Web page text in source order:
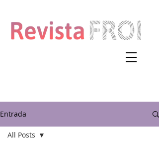
Entrada
All Posts